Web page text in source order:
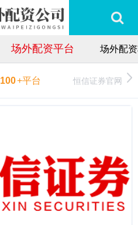
场外配资平台 场外配
100+平台 恒信证券官网